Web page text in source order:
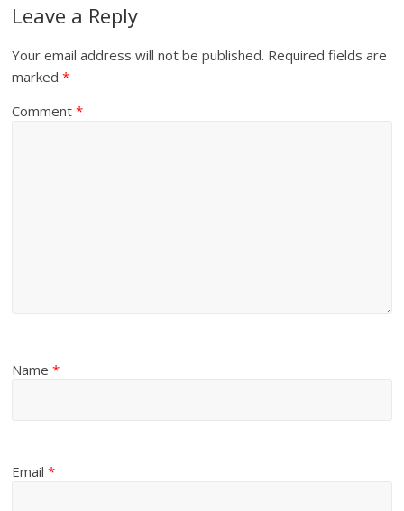
Leave a Reply
Your email address will not be published. Required fields are
marked*
Comment*
Name*
Email*